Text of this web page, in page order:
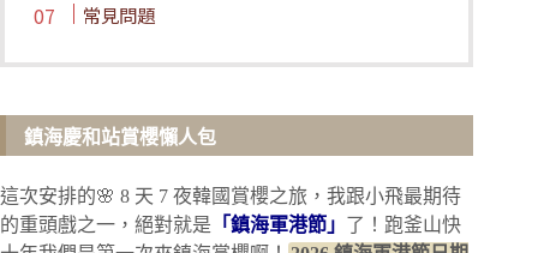
常見問題
鎮海慶和站賞櫻懶人包
這次安排的🌸 8 天 7 夜韓國賞櫻之旅，我跟小飛最期待
的重頭戲之一，絕對就是 「鎮海軍港節」 了！跑釜山快